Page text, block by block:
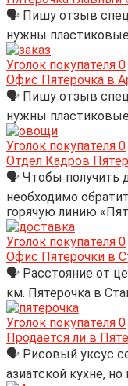
🗣 Пишу отзыв
нужны
Уголок покупателя 0
Офис Пятерочка в
🗣 Пишу отзыв
нужны
Уголок покупателя 0
Отдел Кадров
🗣 Чтобы получить
необходимо
горячую линию
Уголок покупателя 0
Офис Пятерочки в
🗣 Расстояние от
км. Пятерочка в
Уголок покупателя 0
Продается ли в
🗣 Рисовый уксус
азиатской кухне, но